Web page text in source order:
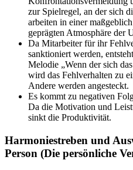
zur Spielregel, an der sich
arbeiten in einer
geprägten Atmosphäre der
Da Mitarbeiter für ihr
sanktioniert werden,
Melodie „Wenn der sich
wird das Fehlverhalten zu
Andere werden angesteckt.
Es kommt zu negativen
Da die Motivation und
sinkt die Produktivität.
Harmoniestreben und
Person (Die persönliche